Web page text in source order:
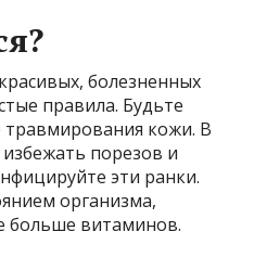
болезненных
правила. Будьте
травмирования кожи. В
избежать порезов и
эти ранки.
организма,
больше витаминов.